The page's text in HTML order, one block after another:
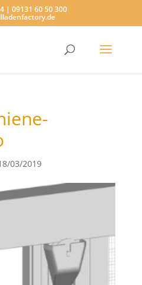
| 09131 60 50 300
03/2019